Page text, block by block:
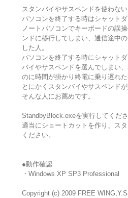
スタンバイやサスペンドを使わない
パソコンを終了する時はシャットダ
ノートパソコンでキーボードの誤
ンドに移行してしまい、通信途中
した人。
パソコンを終了する時にシャット
バイやサスペンドを選んでしまい
のに時間が掛かり終電に乗り遅れた
とにかくスタンバイやサスペンドが
そんな人にお薦めです。
StandbyBlock.exeを実行してくださ
適当にショートカットを作り、ス
ください。
●動作確認
・Windows XP SP3 Professional
Copyright (c) 2009 FREE